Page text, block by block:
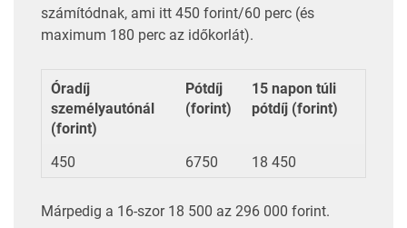
számítódnak, ami itt 450 forint/60 perc (és
maximum 180 perc az időkorlát).
Óradíj
személyautónál
(forint)
Pótdíj
(forint)
15 napon túli
pótdíj (forint)
450 6750 18 450
Márpedig a 16-szor 18 500 az 296 000 forint.